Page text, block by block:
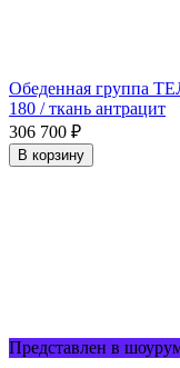
Обеденная группа
180 / ткань антрацит
306 700 ₽
В корзину
Представлен в